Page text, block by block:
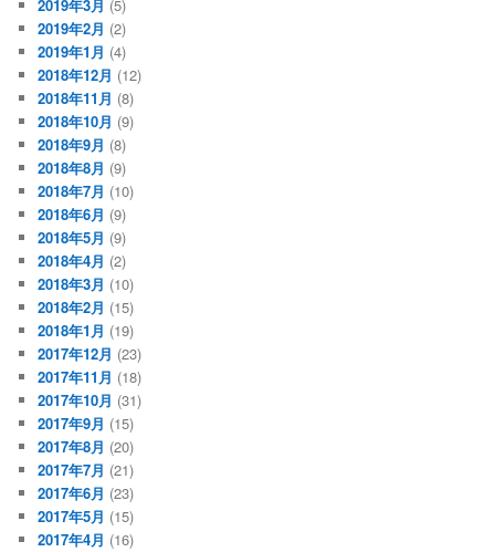
2019年3月 (5)
2019年2月 (2)
2019年1月 (4)
2018年12月 (12)
2018年11月 (8)
2018年10月 (9)
2018年9月 (8)
2018年8月 (9)
2018年7月 (10)
2018年6月 (9)
2018年5月 (9)
2018年4月 (2)
2018年3月 (10)
2018年2月 (15)
2018年1月 (19)
2017年12月 (23)
2017年11月 (18)
2017年10月 (31)
2017年9月 (15)
2017年8月 (20)
2017年7月 (21)
2017年6月 (23)
2017年5月 (15)
2017年4月 (16)